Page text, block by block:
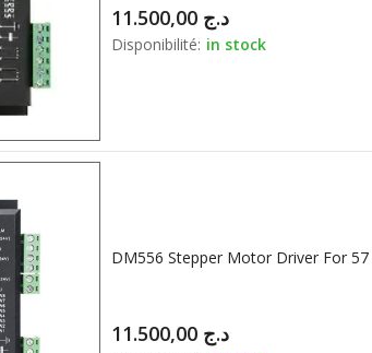
د.ج
Disponibilité: in stock
د.ج